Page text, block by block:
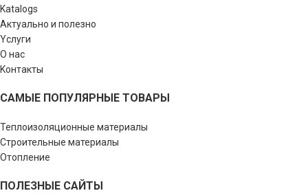
Katalogs
Актуально и полезно
Yслуги
О нас
Kонтакты
САМЫЕ ПОПУЛЯРНЫЕ ТОВАРЫ
Теплоизоляционные материалы
Строительные материалы
Отопление
ПОЛЕЗНЫЕ САЙТЫ